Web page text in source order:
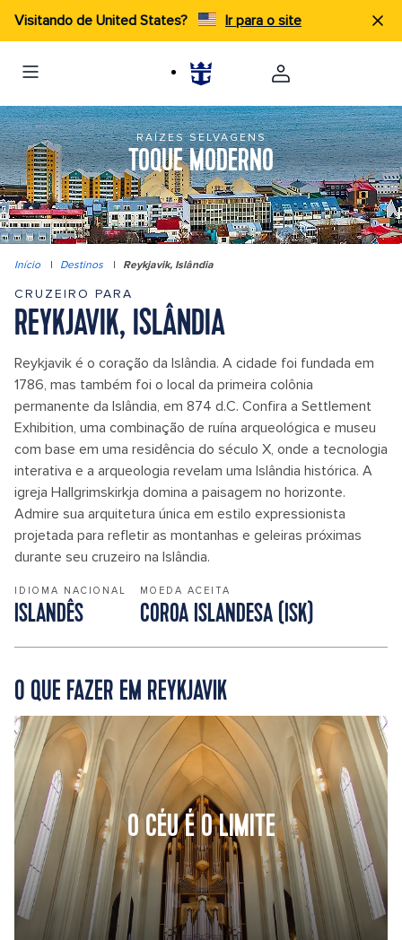
Visitando de United States? Ir para o site
RAÍZES SELVAGENS
TOQUE MODERNO
Início | Destinos | Reykjavik, Islândia
CRUZEIRO PARA
REYKJAVIK, ISLÂNDIA
Reykjavik é o coração da Islândia. A cidade foi fundada em
1786, mas também foi o local da primeira colônia
permanente da Islândia, em 874 d.C. Confira a Settlement
Exhibition, uma combinação de ruína arqueológica e museu
com base em uma residência do século X, onde a tecnologia
interativa e a arqueologia revelam uma Islândia histórica. A
igreja Hallgrimskirkja domina a paisagem no horizonte.
Admire sua arquitetura única em estilo expressionista
projetada para refletir as montanhas e geleiras próximas
durante seu cruzeiro na Islândia.
IDIOMA NACIONAL
ISLANDÊS
MOEDA ACEITA
COROA ISLANDESA (ISK)
O QUE FAZER EM REYKJAVIK
O CÉU É O LIMITE